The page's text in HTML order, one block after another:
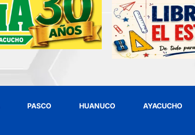
PASCO HUANUCO AYACUCHO